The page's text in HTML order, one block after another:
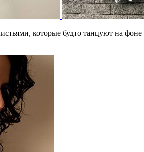
которые будто танцуют на